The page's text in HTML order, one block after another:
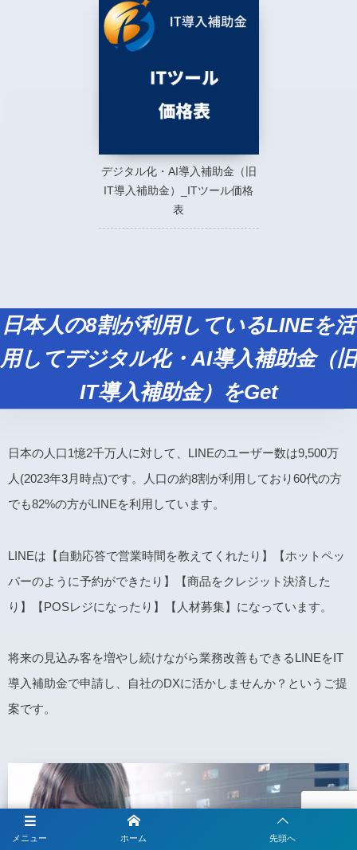
デジタル化・AI導入補助金（旧
IT導入補助金）_ITツール価格
表
日本人の8割が利用しているLINEを活
用してデジタル化・AI導入補助金（旧
IT導入補助金）をGet
日本の人口1憶2千万人に対して、LINEのユーザー数は9,500万
人(2023年3月時点)です。人口の約8割が利用しており60代の方
でも82%の方がLINEを利用しています。
LINEは【自動応答で営業時間を教えてくれたり】【ホットペッ
パーのように予約ができたり】【商品をクレジット決済した
り】【POSレジになったり】【人材募集】になっています。
将来の見込み客を増やし続けながら業務改善もできるLINEをIT
導入補助金で申請し、自社のDXに活かしませんか？というご提
案です。
メニュー ホーム 先頭へ